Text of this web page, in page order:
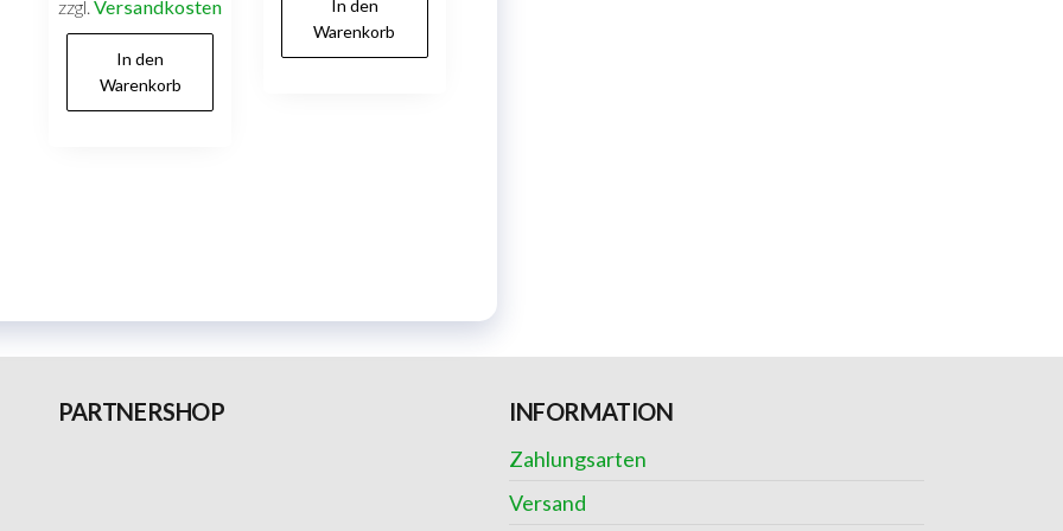
zzgl.Versandkosten
In den
Warenkorb
In den
Warenkorb
PARTNERSHOP INFORMATION
Zahlungsarten
Versand